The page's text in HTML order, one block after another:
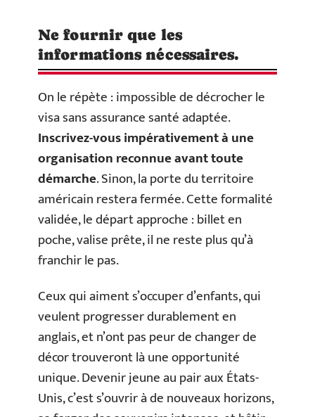
Ne fournir que les
informations nécessaires.
On le répète : impossible de décrocher le
visa sans assurance santé adaptée.
Inscrivez-vous impérativement à une
organisation reconnue avant toute
démarche. Sinon, la porte du territoire
américain restera fermée. Cette formalité
validée, le départ approche : billet en
poche, valise prête, il ne reste plus qu’à
franchir le pas.
Ceux qui aiment s’occuper d’enfants, qui
veulent progresser durablement en
anglais, et n’ont pas peur de changer de
décor trouveront là une opportunité
unique. Devenir jeune au pair aux États-
Unis, c’est s’ouvrir à de nouveaux horizons,